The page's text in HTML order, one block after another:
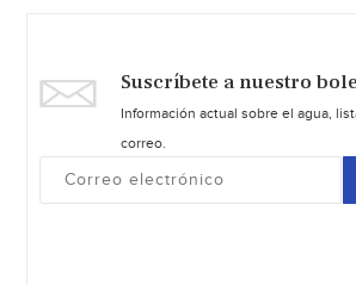
Suscríbete a nuestro
Información actual sobre el agua,
correo.